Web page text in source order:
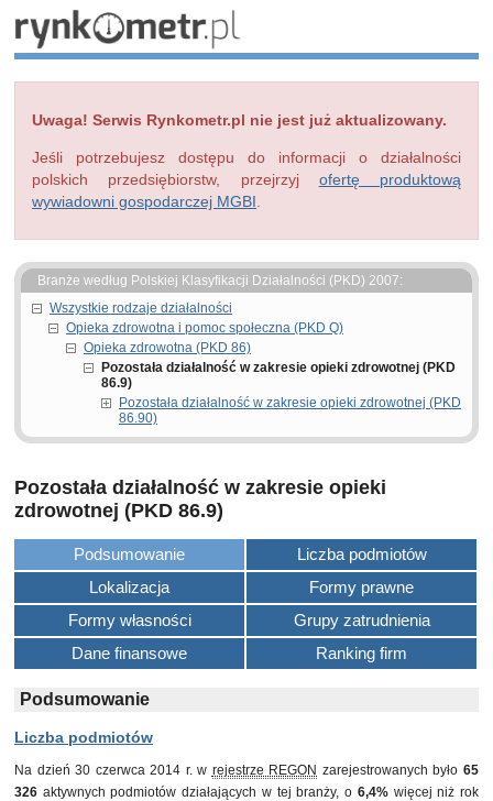
Uwaga! Serwis Rynkometr.pl nie jest już aktualizowany.
Jeśli potrzebujesz dostępu do informacji o działalności
polskich przedsiębiorstw, przejrzyj ofertę produktową
wywiadowni gospodarczej MGBI
Branże według Polskiej Klasyfikacji Działalności (PKD) 2007:
Wszystkie rodzaje działalności
Opieka zdrowotna i pomoc społeczna (PKD Q)
Opieka zdrowotna (PKD 86)
Pozostała działalność w zakresie opieki zdrowotnej (PKD
86.9)
Pozostała działalność w zakresie opieki zdrowotnej (PKD
86.90)
Pozostała działalność w zakresie opieki
zdrowotnej (PKD 86.9)
Podsumowanie
Liczba podmiotów
Lokalizacja
Formy prawne
Formy własności
Grupy zatrudnienia
Dane finansowe
Ranking firm
Podsumowanie
Liczba podmiotów
Na dzień 30 czerwca 2014 r. w rejestrze REGON zarejestrowanych było65
326 aktywnych podmiotów działających w tej branży, o 6,4%więcej niż rok